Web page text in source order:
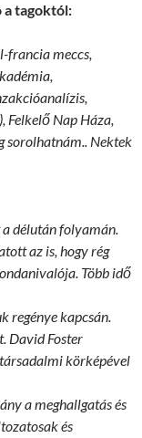
a tagoktól:
francia meccs,
Felkelő Nap Háza,
sorolhatnám.. Nektek
délután folyamán.
az is, hogy rég
Több idő
regénye kapcsán.
David Foster
körképével
a meghallgatás és
és